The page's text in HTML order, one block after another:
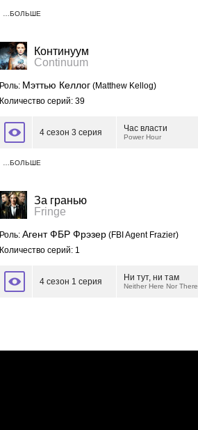
…БОЛЬШЕ
Континуум
Continuum
Роль: Мэттью Келлог (Matthew Kellog)
Количество серий: 39
4 сезон 3 серия Час власти
Power Hour
…БОЛЬШЕ
За гранью
Fringe
Роль: Агент ФБР Фрэзер (FBI Agent Frazier)
Количество серий: 1
4 сезон 1 серия Ни тут, ни там
Neither Here Nor There